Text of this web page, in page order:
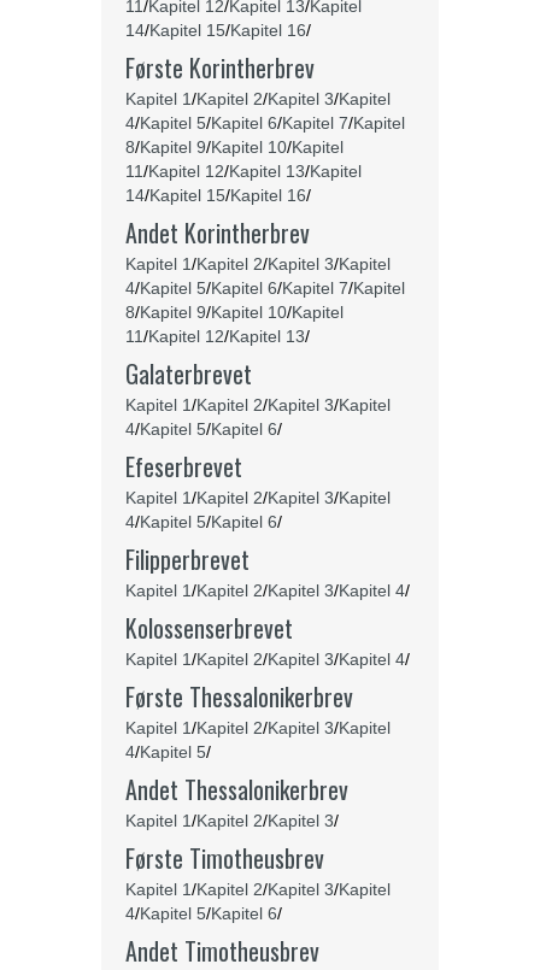
11/Kapitel 12/Kapitel 13/Kapitel
14/Kapitel 15/Kapitel 16/
Første Korintherbrev
Kapitel 1/Kapitel 2/Kapitel 3/Kapitel
4/Kapitel 5/Kapitel 6/Kapitel 7/Kapitel
8/Kapitel 9/Kapitel 10/Kapitel
11/Kapitel 12/Kapitel 13/Kapitel
14/Kapitel 15/Kapitel 16/
Andet Korintherbrev
Kapitel 1/Kapitel 2/Kapitel 3/Kapitel
4/Kapitel 5/Kapitel 6/Kapitel 7/Kapitel
8/Kapitel 9/Kapitel 10/Kapitel
11/Kapitel 12/Kapitel 13/
Galaterbrevet
Kapitel 1/Kapitel 2/Kapitel 3/Kapitel
4/Kapitel 5/Kapitel 6/
Efeserbrevet
Kapitel 1/Kapitel 2/Kapitel 3/Kapitel
4/Kapitel 5/Kapitel 6/
Filipperbrevet
Kapitel 1/Kapitel 2/Kapitel 3/Kapitel 4/
Kolossenserbrevet
Kapitel 1/Kapitel 2/Kapitel 3/Kapitel 4/
Første Thessalonikerbrev
Kapitel 1/Kapitel 2/Kapitel 3/Kapitel
4/Kapitel 5/
Andet Thessalonikerbrev
Kapitel 1/Kapitel 2/Kapitel 3/
Første Timotheusbrev
Kapitel 1/Kapitel 2/Kapitel 3/Kapitel
4/Kapitel 5/Kapitel 6/
Andet Timotheusbrev